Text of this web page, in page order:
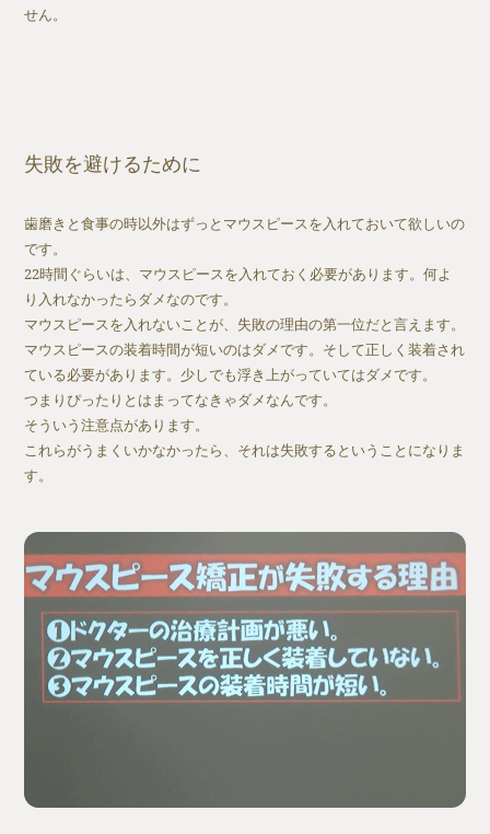
せん。
失敗を避けるために
歯磨きと食事の時以外はずっとマウスピースを入れておいて欲しいの
です。
22時間ぐらいは、マウスピースを入れておく必要があります。何よ
り入れなかったらダメなのです。
マウスピースを入れないことが、失敗の理由の第一位だと言えます。
マウスピースの装着時間が短いのはダメです。そして正しく装着され
ている必要があります。少しでも浮き上がっていてはダメです。
つまりぴったりとはまってなきゃダメなんです。
そういう注意点があります。
これらがうまくいかなかったら、それは失敗するということになりま
す。